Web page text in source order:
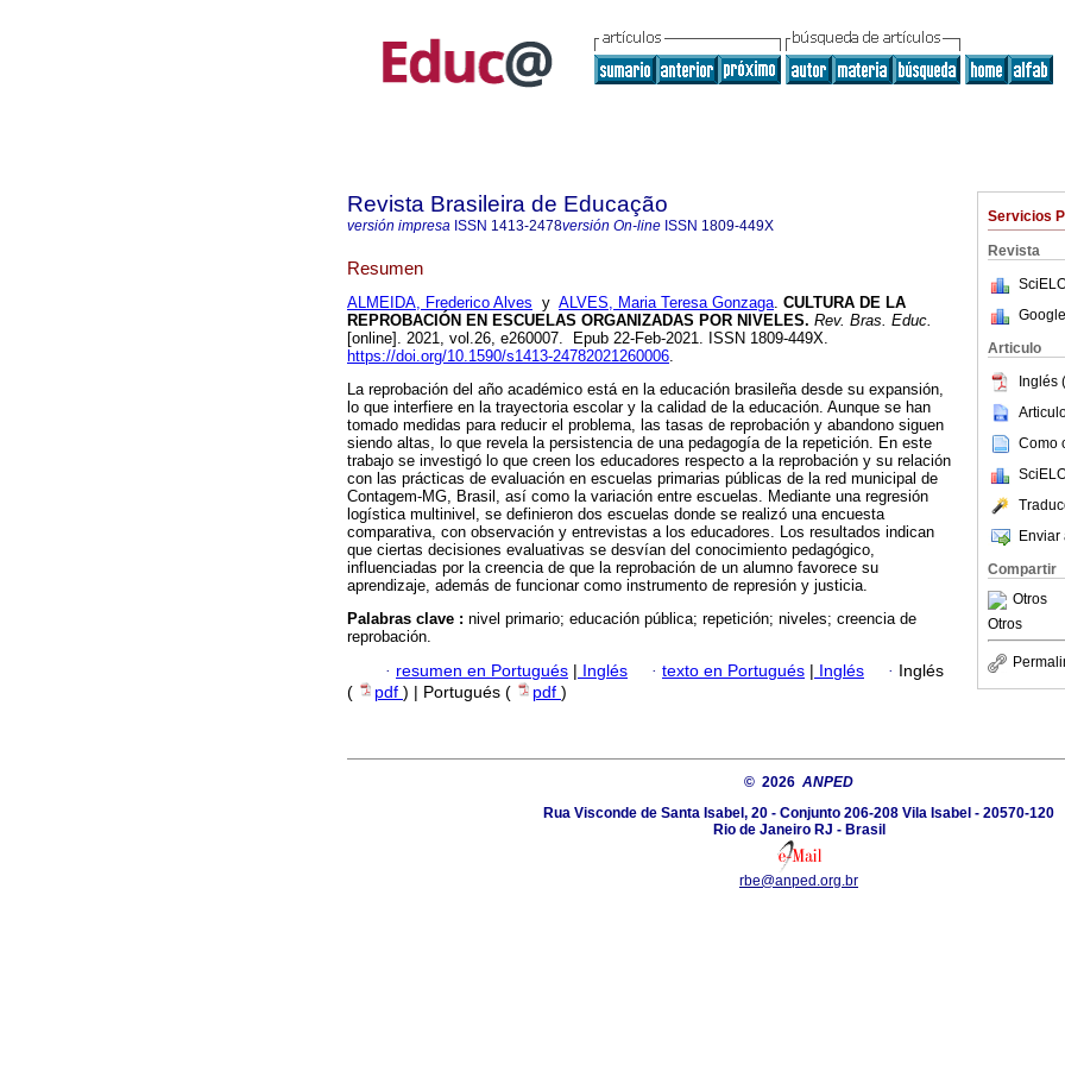
Servicios
Revista
Articulo
Inglés
Como
Enviar
Compartir
Otros
Otros
Revista Brasileira de Educação
versión impresa ISSN 1413-2478versión On-line ISSN 1809-449X
Resumen
ALMEIDA, Frederico Alves y ALVES, Maria Teresa Gonzaga. CULTURA DE LA
REPROBACIÓN EN ESCUELAS ORGANIZADAS POR NIVELES. Rev. Bras. Educ.
[online]. 2021, vol.26, e260007. Epub 22-Feb-2021. ISSN 1809-449X.
https://doi.org/10.1590/s1413-24782021260006.
La reprobación del año académico está en la educación brasileña desde su expansión,
lo que interfiere en la trayectoria escolar y la calidad de la educación. Aunque se han
tomado medidas para reducir el problema, las tasas de reprobación y abandono siguen
siendo altas, lo que revela la persistencia de una pedagogía de la repetición. En este
trabajo se investigó lo que creen los educadores respecto a la reprobación y su relación
con las prácticas de evaluación en escuelas primarias públicas de la red municipal de
Contagem-MG, Brasil, así como la variación entre escuelas. Mediante una regresión
logística multinivel, se definieron dos escuelas donde se realizó una encuesta
comparativa, con observación y entrevistas a los educadores. Los resultados indican
que ciertas decisiones evaluativas se desvían del conocimiento pedagógico,
influenciadas por la creencia de que la reprobación de un alumno favorece su
aprendizaje, además de funcionar como instrumento de represión y justicia.
Palabras clave : nivel primario; educación pública; repetición; niveles; creencia de
reprobación.
· resumen en Portugués | Inglés · texto en Portugués | Inglés · Inglés
(
pdf ) | Portugués ( pdf )
© 2026 ANPED
Rua Visconde de Santa Isabel, 20 - Conjunto 206-208 Vila Isabel - 20570-120
Rio de Janeiro RJ - Brasil
rbe@anped.org.br